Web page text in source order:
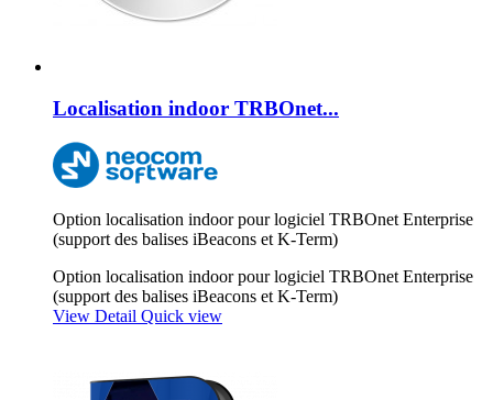
Localisation indoor TRBOnet...
Option localisation indoor pour logiciel TRBOnet Enterprise
(support des balises iBeacons et K-Term)
Option localisation indoor pour logiciel TRBOnet Enterprise
(support des balises iBeacons et K-Term)
View Detail Quick view